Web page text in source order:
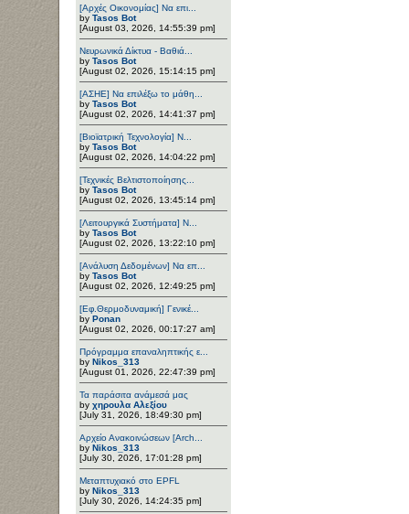
[Αρχές Οικονομίας] Να επι...
by Tasos Bot
[August 03, 2026, 14:55:39 pm]
Νευρωνικά Δίκτυα - Βαθιά...
by Tasos Bot
[August 02, 2026, 15:14:15 pm]
[ΑΣΗΕ] Να επιλέξω το μάθη...
by Tasos Bot
[August 02, 2026, 14:41:37 pm]
[Βιοϊατρική Τεχνολογία] Ν...
by Tasos Bot
[August 02, 2026, 14:04:22 pm]
[Τεχνικές Βελτιστοποίησης...
by Tasos Bot
[August 02, 2026, 13:45:14 pm]
[Λειτουργικά Συστήματα] Ν...
by Tasos Bot
[August 02, 2026, 13:22:10 pm]
[Ανάλυση Δεδομένων] Να επ...
by Tasos Bot
[August 02, 2026, 12:49:25 pm]
[Εφ.Θερμοδυναμική] Γενικέ...
by Ponan
[August 02, 2026, 00:17:27 am]
Πρόγραμμα επαναληπτικής ε...
by Nikos_313
[August 01, 2026, 22:47:39 pm]
Τα παράσιτα ανάμεσά μας
by χηρουλα Αλεξίου
[July 31, 2026, 18:49:30 pm]
Αρχείο Ανακοινώσεων [Arch...
by Nikos_313
[July 30, 2026, 17:01:28 pm]
Μεταπτυχιακό στο EPFL
by Nikos_313
[July 30, 2026, 14:24:35 pm]